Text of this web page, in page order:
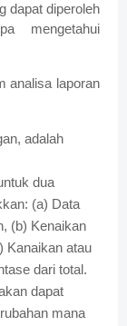
dapat diperoleh
mengetahui
analisa laporan
adalah
dua
(a) Data
(b) Kenaikan
Kanaikan atau
dari total.
dapat
mana